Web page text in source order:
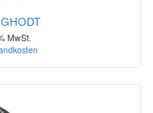
MwSt.